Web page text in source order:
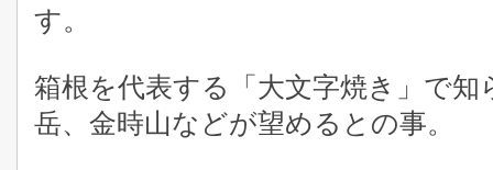
す。
箱根を代表する「大文字焼き」で
岳、金時山などが望めるとの事。